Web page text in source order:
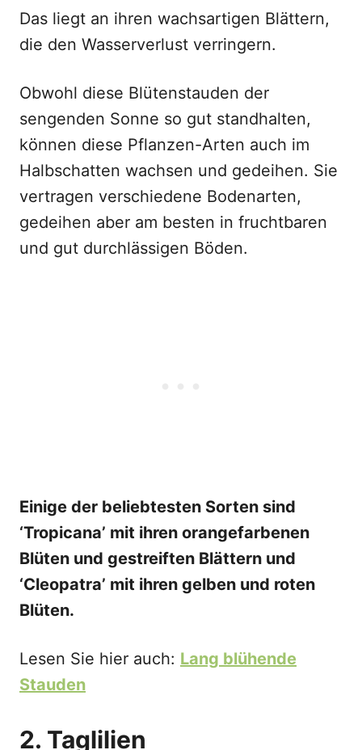
Das liegt an ihren wachsartigen Blättern,
die den Wasserverlust verringern.
Obwohl diese Blütenstauden der
sengenden Sonne so gut standhalten,
können diese Pflanzen-Arten auch im
Halbschatten wachsen und gedeihen. Sie
vertragen verschiedene Bodenarten,
gedeihen aber am besten in fruchtbaren
und gut durchlässigen Böden.
Einige der beliebtesten Sorten sind
‘Tropicana’ mit ihren orangefarbenen
Blüten und gestreiften Blättern und
‘Cleopatra’ mit ihren gelben und roten
Blüten.
Lesen Sie hier auch: Lang blühende
Stauden
2. Taglilien